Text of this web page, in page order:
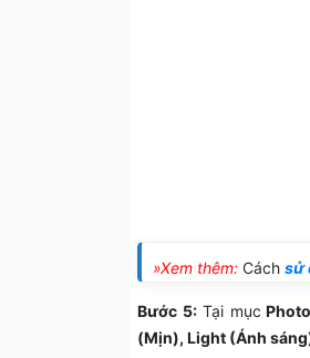
»Xem thêm: Cách sử
Bước 5:Tại mục
(Mịn), Light (Ánh